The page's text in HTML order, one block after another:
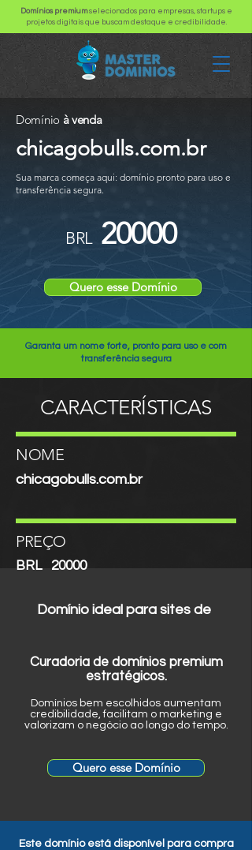
Domínios premiumselecionados para empresas, startups e
projetos digitais que buscam destaque e credibilidade.
Domínio à venda
chicagobulls.com.br
Sua marca começa aqui: domínio pronto para uso e
transferência segura.
BRL 20000
Quero esse Domínio
Garanta um nome forte, pronto para uso e com
transferência segura
CARACTERÍSTICAS
NOME
chicagobulls.com.br
PREÇO
BRL 20000
Domínio ideal para sites de
Curadoria de domínios premium
estratégicos.
Domínios bem escolhidos aumentam
credibilidade, facilitam o marketing e
valorizam o negócio ao longo do tempo.
Quero esse Domínio
Este domínio está disponível para compra